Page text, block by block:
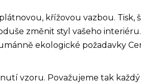
křížovou vazbou. Tisk,
změnit styl vašeho
ekologické požadavky
vzoru. Považujeme tak každý